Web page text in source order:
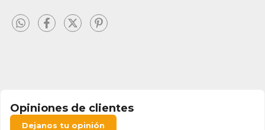
Opiniones de clientes
Dejanos tu opinión